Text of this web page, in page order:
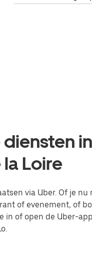
Loire
via Uber. Of je
of evenement, of
in of open de Uber-